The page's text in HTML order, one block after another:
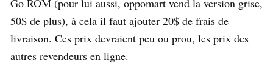
Go ROM (pour lui aussi, oppomart vend la version grise,
50$ de plus), à cela il faut ajouter 20$ de frais de
livraison. Ces prix devraient peu ou prou, les prix des
autres revendeurs en ligne.